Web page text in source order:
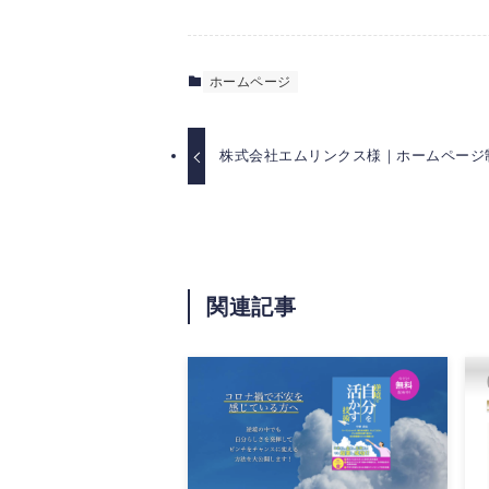
ホームページ
株式会社エムリンクス様｜ホームページ
関連記事